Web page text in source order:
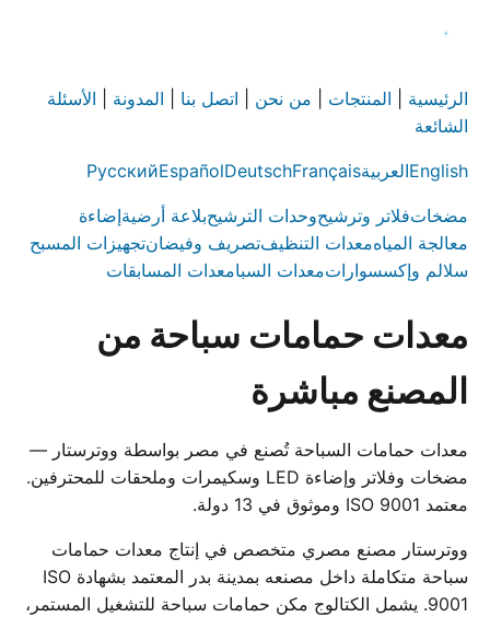
الرئيسية المنتجات من نحن اتصل بنا المدونة
الأسئلة
الشائعة
EnglishالعربيةFrançais
Deutsch
Español
Русский
مضخاتفلاتر وترشيحوحدات الترشيحبلاعة أرضيةإضاءة
معالجة المياهمعدات التنظيفتصريف وفيضانتجهيزات المسبح
سلالم وإكسسواراتمعدات السبامعدات المسابقات
معدات حمامات سباحة من
المصنع مباشرة
معدات حمامات السباحة تُصنع في مصر بواسطة ووترستار —
مضخات وفلاتر وإضاءة LED وسكيمرات وملحقات للمحترفين.
معتمد ISO 9001 وموثوق في 13 دولة.
ووترستار مصنع مصري متخصص في إنتاج معدات حمامات
سباحة متكاملة داخل مصنعه بمدينة بدر المعتمد بشهادة ISO
9001. يشمل الكتالوج مكن حمامات سباحة للتشغيل المستمر،